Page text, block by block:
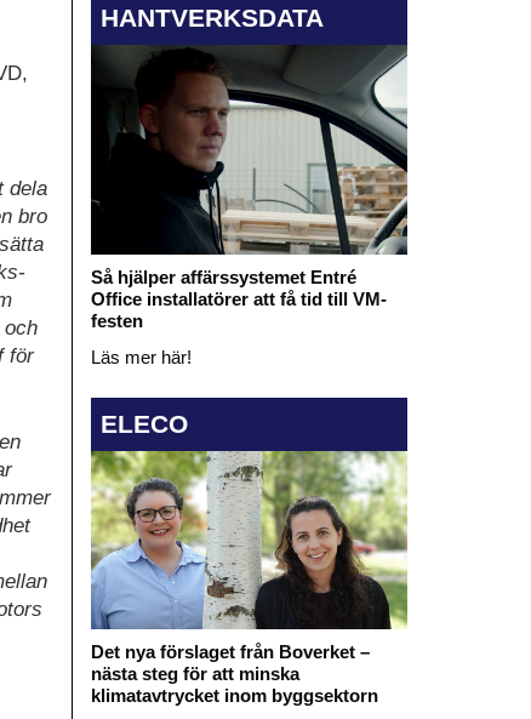
dela
bro
och
för
HANTVERKSDATA
Så hjälper affärssystemet Entré
Office installatörer att få tid till VM-
festen
Läs mer här!
ELECO
Det nya förslaget från Boverket –
nästa steg för att minska
klimatavtrycket inom byggsektorn